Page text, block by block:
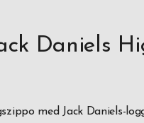
Daniels
med Jack Daniels-